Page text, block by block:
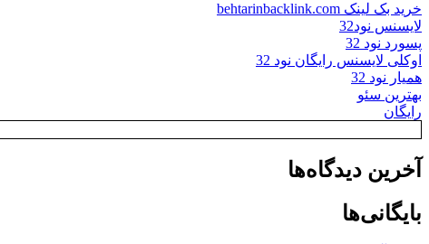
خرید بک لینک behtarinbacklink.com
لایسنس نود32
پسورد نود 32
اوکلی لایسنس رایگان نود 32
همیار نود 32
بهترین سئو
رایگان
آخرین دیدگاه‌ها
بایگانی‌ها